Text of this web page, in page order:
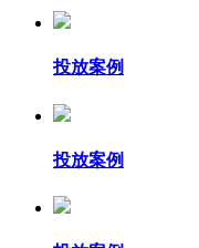
投放案例
投放案例